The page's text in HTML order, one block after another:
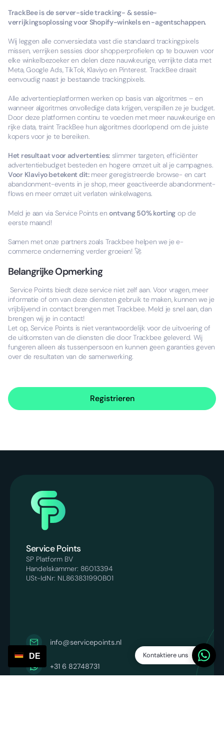
Kontaktiere uns
TrackBee is de server-side tracking- & sessie-
verrijkingsoplossing voor Shopify-winkels en -agentschappen.
Wij leggen alle conversiedata vast die standaard trackingpixels
missen, verrijken sessies door shopperprofielen op te bouwen voor
elke winkelbezoeker en delen deze nauwkeurige, verrijkte data met
Meta, Google Ads, TikTok, Klaviyo en Pinterest. TrackBee draait
eenvoudig naast je bestaande trackingpixels.
Alle advertentieplatformen werken op basis van algoritmes – en
wanneer algoritmes onvolledige data krijgen, verspillen ze je budget.
Door deze platformen continu te voeden met meer nauwkeurige en
rijke data, traint TrackBee hun algoritmes doorlopend om de juiste
kopers voor je te bereiken.
Het resultaat voor advertenties: slimmer targeten, efficiënter
advertentiebudget besteden en hogere omzet uit al je campagnes.
Voor Klaviyo betekent dit:meer geregistreerde browse- en cart
abandonment-events in je shop, meer geactiveerde abandonment-
flows en meer omzet uit verlaten winkelwagens.
Meld je aan via Service Points enontvang 50% korting op de
eerste maand!
Samen met onze partners zoals Trackbee helpen we je e-
commerce onderneming verder groeien! 🚀
Belangrijke Opmerking
Service Points biedt deze service niet zelf aan. Voor vragen, meer
informatie of om van deze diensten gebruik te maken, kunnen we je
vrijblijvend in contact brengen met Trackbee. Meld je snel aan, dan
brengen wij je in contact!
Let op, Service Points is niet verantwoordelijk voor de uitvoering of
de uitkomsten van de diensten die door Trackbee geleverd. Wij
fungeren alleen als tussenpersoon en kunnen geen garanties geven
over de resultaten van de samenwerking.
Registrieren
Service Points
SP Platform BV
Handelskammer: 86013394
USt-IdNr: NL863831990B01
info@servicepoints.nl
+31 6 82748731
DE